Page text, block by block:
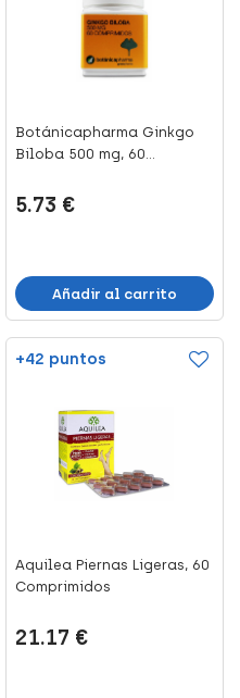
Botánicapharma Ginkgo
Biloba 500 mg, 60
5.73 €
Añadir al carrito
+42 puntos
Aquilea Piernas Ligeras, 60
Comprimidos
21.17 €